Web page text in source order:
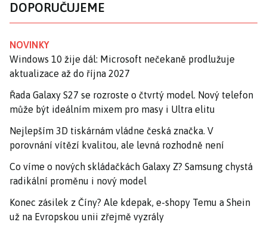
DOPORUČUJEME
NOVINKY
Windows 10 žije dál: Microsoft nečekaně prodlužuje
aktualizace až do října 2027
Řada Galaxy S27 se rozroste o čtvrtý model. Nový telefon
může být ideálním mixem pro masy i Ultra elitu
Nejlepším 3D tiskárnám vládne česká značka. V
porovnání vítězí kvalitou, ale levná rozhodně není
Co víme o nových skládačkách Galaxy Z? Samsung chystá
radikální proměnu i nový model
Konec zásilek z Číny? Ale kdepak, e-shopy Temu a Shein
už na Evropskou unii zřejmě vyzrály